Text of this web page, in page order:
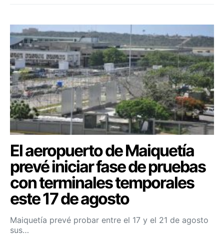
El aeropuerto de Maiquetía
prevé iniciar fase de pruebas
con terminales temporales
este 17 de agosto
Maiquetía prevé probar entre el 17 y el 21 de agosto
sus…